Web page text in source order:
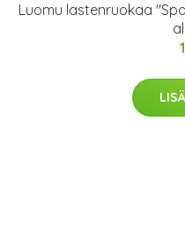
Luomu lastenruokaa